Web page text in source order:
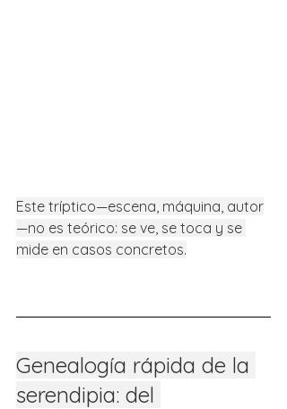
Este tríptico—escena, máquina, autor
—no es teórico: se ve, se toca y se
mide en casos concretos.
Genealogía rápida de la
serendipia: del